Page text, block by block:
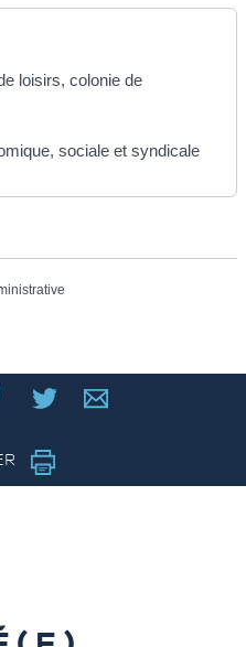
loisirs, colonie de
sociale et syndicale